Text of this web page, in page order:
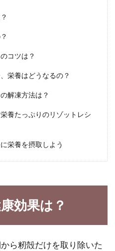
養・効果とは？豆腐の味噌
の古くからある食材で、現代でも幅
きで挑戦しよう！
コツは？
栄養はどうなるの？
解凍方法は？
養たっぷりのリゾットレシ
栄養を摂取しよう
効果は？
ら籾殻だけを取り除いた